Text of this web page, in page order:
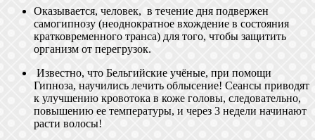
Оказывается, человек, в течение дня подвержен
самогипнозу (неоднократное вхождение в состояния
кратковременного транса) для того, чтобы защитить
организм от перегрузок.
Известно, что Бельгийские учёные, при помощи
Гипноза, научились лечить облысение! Сеансы приводят
к улучшению кровотока в коже головы, следовательно,
повышению ее температуры, и через 3 недели начинают
расти волосы!